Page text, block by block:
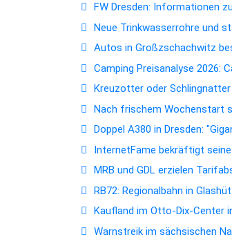
FW Dresden: Informationen
Neue Trinkwasserrohre und
Autos in Großzschachwitz
Camping Preisanalyse 2026:
Kreuzotter oder
Nach frischem Wochenstart
Doppel A380 in Dresden:
InternetFame bekräftigt
MRB und GDL erzielen
RB72: Regionalbahn in
Kaufland im Otto-Dix-Center
Warnstreik im sächsischen